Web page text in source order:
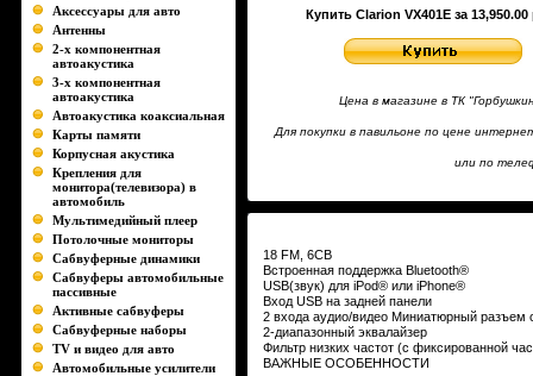
Аксессуары для авто
Антенны
2-х компонентная
автоакустика
3-х компонентная
автоакустика
Автоакустика коаксиальная
Карты памяти
Корпусная акустика
Крепления для
монитора(телевизора) в
автомобиль
Мультимедийный плеер
Потолочные мониторы
Сабвуферные динамики
Сабвуферы автомобильные
пассивные
Активные сабвуферы
Сабвуферные наборы
TV и видео для авто
Автомобильные усилители
Купить Clarion VX401E за 13,950.00
Цена в магазине в ТК
Для покупки в павильоне по цене
или по
18 FM, 6СВ
Встроенная поддержка Bluetooth®
USB(звук) для iPod® или iPhone®
Вход USB на задней панели
2 входа аудио/видео Миниатюрный разъем
2-диапазонный эквалайзер
Фильтр низких частот (с фиксированной
ВАЖНЫЕ ОСОБЕННОСТИ